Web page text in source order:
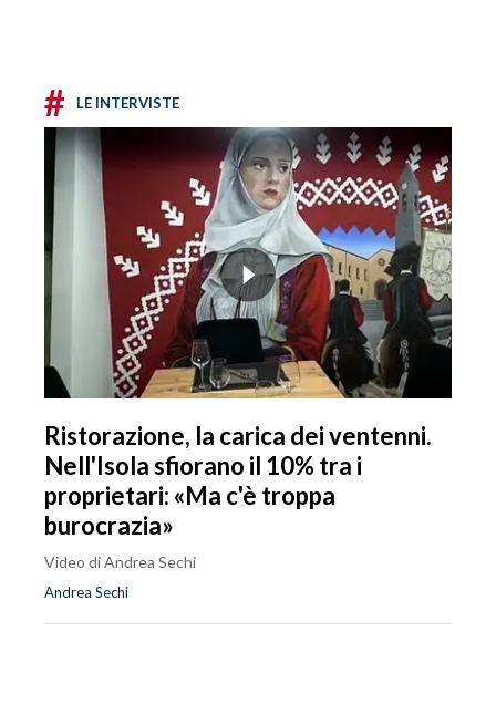
# LE INTERVISTE
Ristorazione, la carica dei ventenni.
Nell'Isola sfiorano il 10% tra i
proprietari: «Ma c'è troppa
burocrazia»
Video di Andrea Sechi
Andrea Sechi